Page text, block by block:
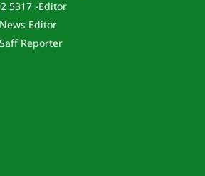
5317 -Editor
Editor
Reporter